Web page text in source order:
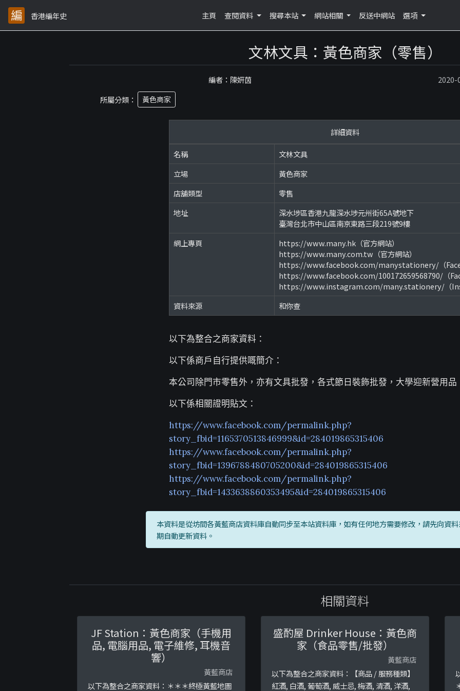
香港編年史 主頁 查閱資料 搜尋本站 網站相關 反送中網站 選項
文林文具：黃色商家（零售）
編者：陳妍茵
2020-
所屬分類：
黃色商家
詳細資料
名稱
文林文具
立場
黃色商家
店舖類型
零售
地址
深水埗區香港九龍深水埗元州街65A號地下
臺灣台北市中山區南京東路三段219號9樓
網上專頁
https://www.many.hk（官方網站）
https://www.many.com.tw（官方網站）
https://www.facebook.com/manystationery/（
https://www.facebook.com/100172659568790/（
https://www.instagram.com/many.stationery/（
資料來源
和你查
以下為整合之商家資料：
以下係商戶自行提供嘅簡介：
本公司除門市零售外，亦有文具批發，各式節日裝飾批發，大學迎新營用品
以下係相關證明貼文：
https://www.facebook.com/permalink.php?
story_fbid=1165370513846999&id=284019865315406
https://www.facebook.com/permalink.php?
story_fbid=1396788480705200&id=284019865315406
https://www.facebook.com/permalink.php?
story_fbid=1433638860353495&id=284019865315406
本資料是從坊間各黃藍商店資料庫自動同步至本站資料庫，如有任何地方需要修改，請先向資
期自動更新資料。
相關資料
JF Station：黃色商家（手機用
品, 電腦用品, 電子維修, 耳機音
響）
黃藍商店
以下為整合之商家資料：＊＊＊終極黃藍地圖
盛酌屋 Drinker House：黃色商
家（食品零售/批發）
黃藍商店
以下為整合之商家資料：【商品 / 服務種類】
紅酒, 白酒, 葡萄酒, 威士忌, 梅酒, 清酒, 洋酒,